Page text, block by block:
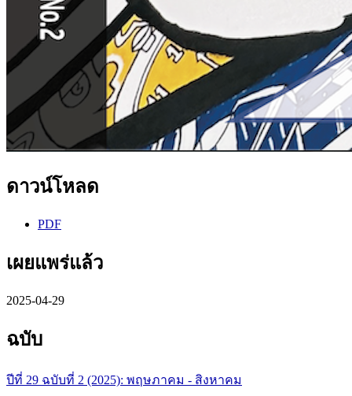
ดาวน์โหลด
PDF
เผยแพร่แล้ว
2025-04-29
ฉบับ
ปีที่ 29 ฉบับที่ 2 (2025): พฤษภาคม - สิงหาคม